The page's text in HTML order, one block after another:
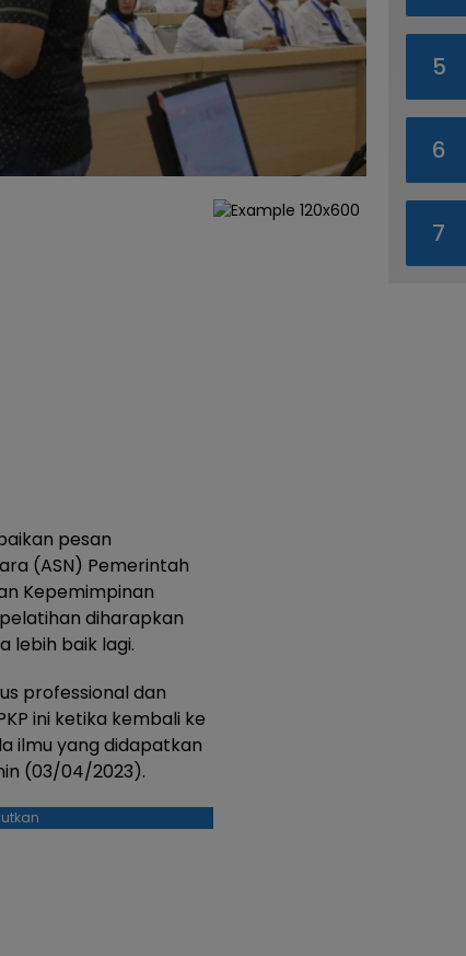
pesan
(ASN) Pemerintah
Kepemimpinan
diharapkan
lebih baik lagi.
professional dan
ini ketika kembali ke
ilmu yang didapatkan
(03/04/2023).
5
6
7